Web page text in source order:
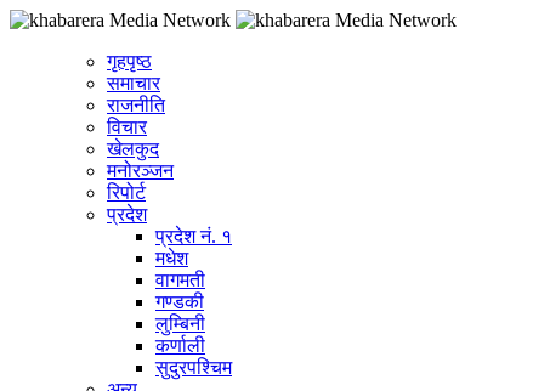
गृहपृष्ठ
समाचार
राजनीति
विचार
खेलकुद
मनोरञ्जन
रिपोर्ट
प्रदेश
प्रदेश नं. १
मधेश
वागमती
गण्डकी
लुम्बिनी
कर्णाली
सुदुरपश्चिम